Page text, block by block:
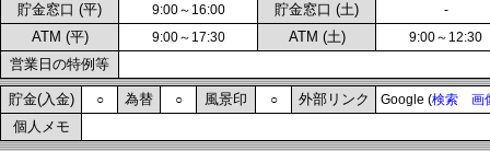
貯金窓口 (平) 9:00～16:00 貯金窓口 (土) -
ATM (平) 9:00～17:30 ATM (土) 9:00～12:30
営業日の特例等
貯金(入金) ○ 為替 ○ 風景印 ○ 外部リンク Google (検索 画
個人メモ